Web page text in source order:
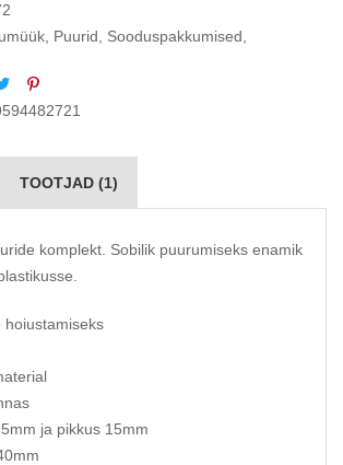
Puurid Sooduspakkumised
TOOTJAD (1)
komplekt. Sobilik puurumiseks enamik
hoiustamiseks
ja pikkus 15mm